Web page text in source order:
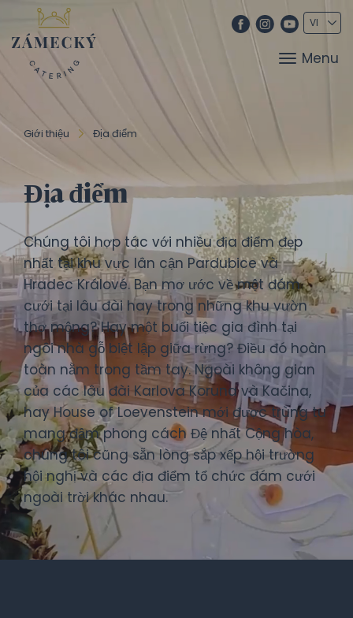
Menu
Giới thiệu Địa điểm
Địa điểm
Chúng tôi hợp tác với nhiều địa điểm đẹp
nhất tại khu vực lân cận Pardubice và
Hradec Králové. Bạn mơ ước về một đám
cưới tại lâu đài hay trong những khu vườn
thơ mộng? Hay một buổi tiệc gia đình tại
ngôi nhà gỗ biệt lập giữa rừng? Điều đó hoàn
toàn nằm trong tầm tay. Ngoài không gian
của các lâu đài Karlova Koruna và Kačina,
hay House of Loevenstein mới được trùng tu
mang đậm phong cách Đệ nhất Cộng hòa,
chúng tôi cũng sẵn lòng sắp xếp hội trường
hội nghị và các địa điểm tổ chức đám cưới
ngoài trời khác nhau.